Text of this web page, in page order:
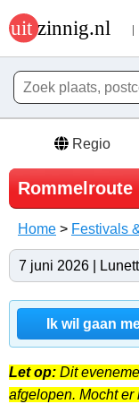
Regio
Home > Festivals
7 juni 2026 |
Let op: Dit
afgelopen. Mocht